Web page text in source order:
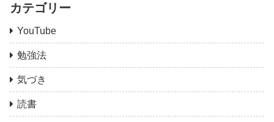
カテゴリー
YouTube
勉強法
気づき
読書